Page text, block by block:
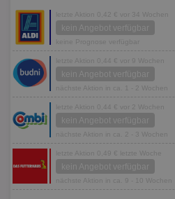
letzte Aktion 0,42 € vor 34 Wochen
kein Angebot verfügbar
keine Prognose verfügbar
letzte Aktion 0,44 € vor 9 Wochen
kein Angebot verfügbar
nächste Aktion in ca. 1 - 2 Wochen
letzte Aktion 0,44 € vor 2 Wochen
kein Angebot verfügbar
nächste Aktion in ca. 2 - 3 Wochen
letzte Aktion 0,49 € letzte Woche
kein Angebot verfügbar
nächste Aktion in ca. 9 - 10 Wochen